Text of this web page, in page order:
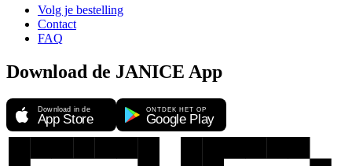
Volg je bestelling
Contact
FAQ
Download de JANICE App